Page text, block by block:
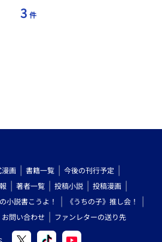
3 件
漫画 書籍一覧
今後の刊行予定
著者一覧 投稿小説
投稿漫画
小説書こうよ！
《うちの子》推し会！
お問い合わせ ファンレターの送り先